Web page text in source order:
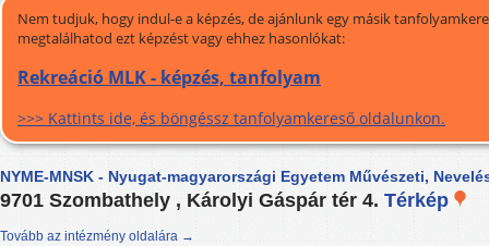
Nem tudjuk, hogy indul-e a képzés, de ajánlunk egy másik
megtalálhatod ezt képzést vagy ehhez hasonlókat:
Rekreáció MLK - képzés, tanfolyam
>>> Kattints ide, és böngéssz tanfolyamkereső oldalunkon.
NYME-MNSK - Nyugat-magyarországi Egyetem Művészeti,
9701 Szombathely , Károlyi Gáspár tér 4. Térkép
Tovább az intézmény oldalára →